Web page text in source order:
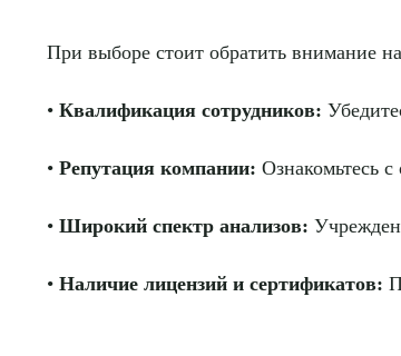
При выборе стоит обратить внимание
• Квалификация сотрудников:
• Репутация компании: Ознакомьтесь с
• Широкий спектр анализов:
• Наличие лицензий и сертификатов: